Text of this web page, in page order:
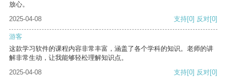
放心。
2025-04-08
支持[0] 反对[0]
游客
这款学习软件的课程内容非常丰富，涵盖了各个学科的知识。老师的讲
解非常生动，让我能够轻松理解知识点。
2025-04-08
支持[0] 反对[0]